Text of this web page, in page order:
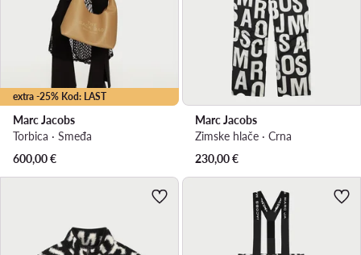
extra -25% Kod: LAST
Marc Jacobs
Torbica · Smeđa
600,00€
Marc Jacobs
Zimske hlače · Crna
230,00€